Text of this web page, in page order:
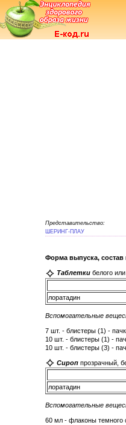
Представительство:
ШЕРИНГ-ПЛАУ
Форма выпуска, состав
Таблетки белого
лоратадин
Вспомогательные
7 шт. - блистеры (1) -
10 шт. - блистеры (1) -
10 шт. - блистеры (3) -
Сироп прозрачный,
лоратадин
Вспомогательные
60 мл - флаконы темного